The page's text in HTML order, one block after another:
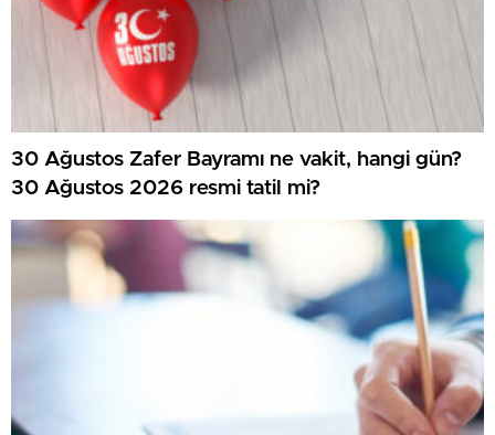
30 Ağustos Zafer Bayramı ne vakit, hangi gün?
30 Ağustos 2026 resmi tatil mi?